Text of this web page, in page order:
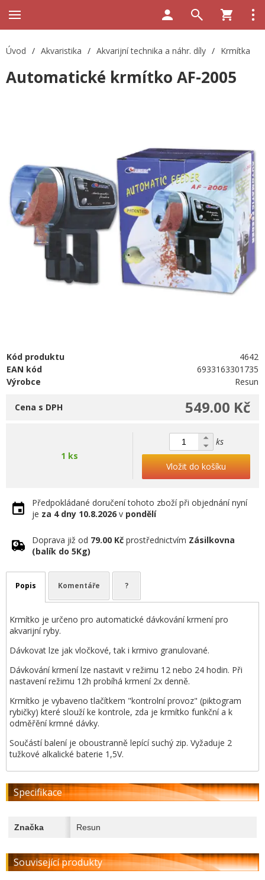
Úvod / Akvaristika / Akvarijní technika a náhr. díly / Krmítka
Automatické krmítko AF-2005
Kód produktu
4642
EAN kód
6933163301735
Výrobce
Resun
549.00 Kč
Cena s DPH
1 ks
ks
Vložit do košíku
Předpokládané doručení tohoto zboží při objednání nyní
je za 4 dny 10.8.2026 v pondělí
Doprava již od 79.00 Kč prostřednictvím Zásilkovna
(balík do 5Kg)
Popis Komentáře ?
Krmítko je určeno pro automatické dávkování krmení pro
akvarijní ryby.
Dávkovat lze jak vločkové, tak i krmivo granulované.
Dávkování krmení lze nastavit v režimu 12 nebo 24 hodin. Při
nastavení režimu 12h probíhá krmení 2x denně.
Krmítko je vybaveno tlačítkem "kontrolní provoz" (piktogram
rybičky) které slouží ke kontrole, zda je krmítko funkční a k
odměřění krmné dávky.
Součástí balení je oboustranně lepící suchý zip. Vyžaduje 2
tužkové alkalické baterie 1,5V.
Specifikace
Značka Resun
Související produkty